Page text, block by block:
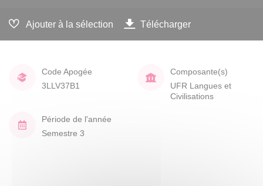
Ajouter à la sélection Télécharger
Code Apogée
3LLV37B1
Composante(s)
UFR Langues et
Civilisations
Période de l'année
Semestre 3